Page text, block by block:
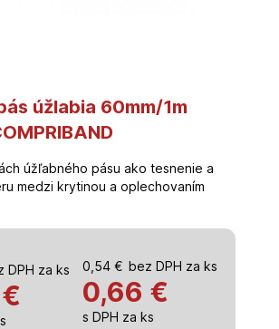
úžlabia 60mm/1m
úžľabného pásu ako tesnenie a
medzi krytinou a oplechovaním
DPH za ks 0,54 € bez DPH za ks
0,66 €
s DPH za ks